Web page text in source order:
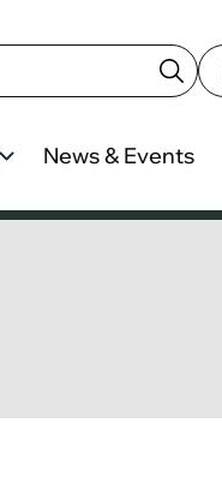
News & Events